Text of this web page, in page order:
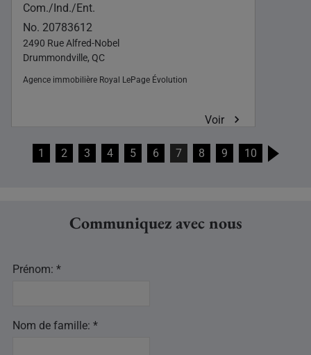
Com./Ind./Ent.
No. 20783612
2490 Rue Alfred-Nobel
Drummondville, QC
Agence immobilière Royal LePage Évolution
Voir
1 2 3 4 5 6 7 8 9 10
Communiquez avec nous
Prénom: *
Nom de famille: *